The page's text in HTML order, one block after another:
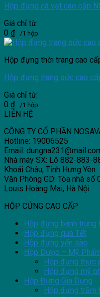
Hộp đựng cà vạt cao cấp
Giá chỉ từ:
0 ₫ /1 hộp
Hộp đựng thời trang cao
Hộp đựng trang sức cao
Giá chỉ từ:
0 ₫ /1 hộp
LIÊN HỆ
CÔNG TY CỔ PHẦN
Hotline: 19006525
Email:
Nhà máy SX: Lô 882-883-
Khoái Châu, Tỉnh Hưng Yên
Văn Phòng GD: Tòa nhà
Louis Hoàng Mai, Hà Nội
HỘP CỨNG CAO CẤP
Hộp đựng bánh trung
Hộp đựng quà Tết
Hộp đựng yến sào
Hộp Dược – Mỹ
Hộp đựng thực
Hộp đựng mỹ
Hộp Đựng Gia Dụng
Hộp đựng trầm